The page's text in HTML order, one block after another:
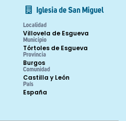
Iglesia de San Miguel
Localidad
Villovela de Esgueva
Municipio
Tórtoles de Esgueva
Provincia
Burgos
Comunidad
Castilla y León
País
España